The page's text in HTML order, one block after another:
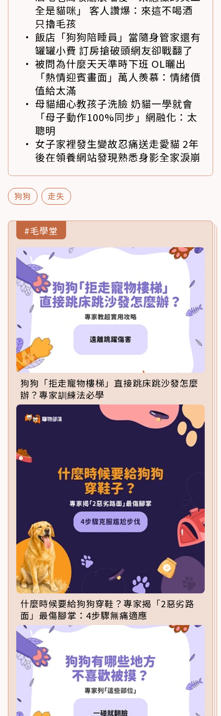
全是貓咪」 客人讚爆：來這不喝酒
只擼毛孩
飯店「狗狗陪睡員」當隨身管家還有
罐罐小費 訂房搶破頭網友卻戰翻了
被問為什麼天天準時下班 OL曬出
「熱情迎賓畫面」萬人羨慕：情緒價
值給太滿
母貓細心教孩子洗臉 奶貓一學就會
「母子動作100%同步」網融化：太
聰明
女子家裡發生變故忍痛送走愛貓 2年
後在領養網站發現熟悉身影全家淚崩
狗狗 走失
#毛學堂
狗狗「拒走寵物樓梯」直接跳床跳沙發怎麼
辦？專家訓練法必學
什麼時候要給狗狗穿鞋？專家揭「2惡劣路
面」最傷腳掌：4步驟無痛適應